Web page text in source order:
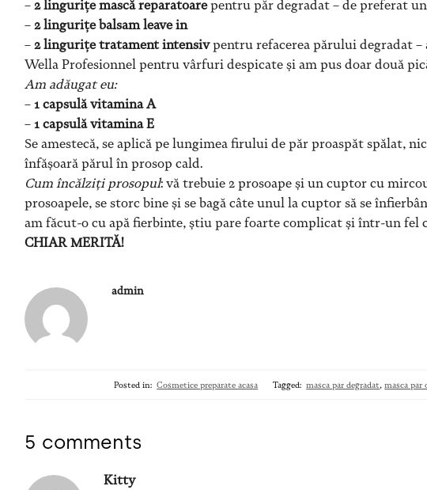
– 2 lingurițe mască reparatoarepentru păr degradat – de preferat
– 2 lingurițe balsam leave in
– 2 lingurițe tratament intensivpentru refacerea părului degradat
Wella Profesionnel pentru vârfuri despicate și am pus doar două
Am adăugat eu:
–1 capsulă vitamina A
–1 capsulă vitamina E
Se amestecă, se aplică pe lungimea firului de păr proaspăt spălat,
înfășoară părul în prosop cald.
Cum încălziți prosopul: vă trebuie 2 prosoape și un cuptor cu
prosoapele, se storc bine și se bagă câte unul la cuptor să se
am făcut-o cu apă fierbinte, știu pare foarte complicat și într-un fel
CHIAR MERITĂ!
admin
Posted in: Cosmetice preparate acasa Tagged: masca par degradat,masca par
5 comments
Kitty